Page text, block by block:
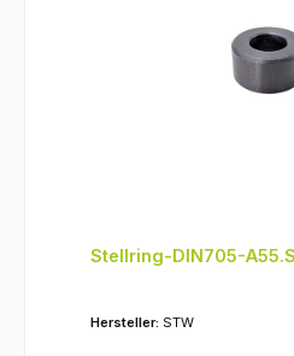
Stellring-DIN705-
Hersteller: STW